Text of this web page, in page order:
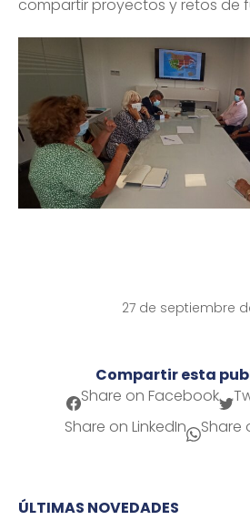
compartir proyectos y retos de
27 de septiembre
Compartir esta
Share on FacebookShare on
Share on Twitter
Share on LinkedIn
Share on
Share
Share on
ÚLTIMAS NOVEDADES